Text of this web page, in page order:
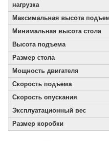
нагрузка
Максимальная высота
Минимальная высота стола
Высота подъема
Размер стола
Мощность двигателя
Скорость подъема
Скорость опускания
Эксплуатационный вес
Размер коробки